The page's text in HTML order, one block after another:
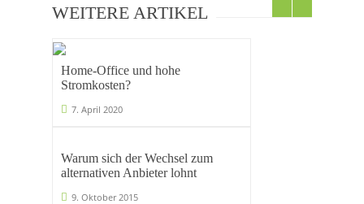
WEITERE ARTIKEL
Home-Office und hohe
Stromkosten?
7. April 2020
Warum sich der Wechsel zum
alternativen Anbieter lohnt
9. Oktober 2015